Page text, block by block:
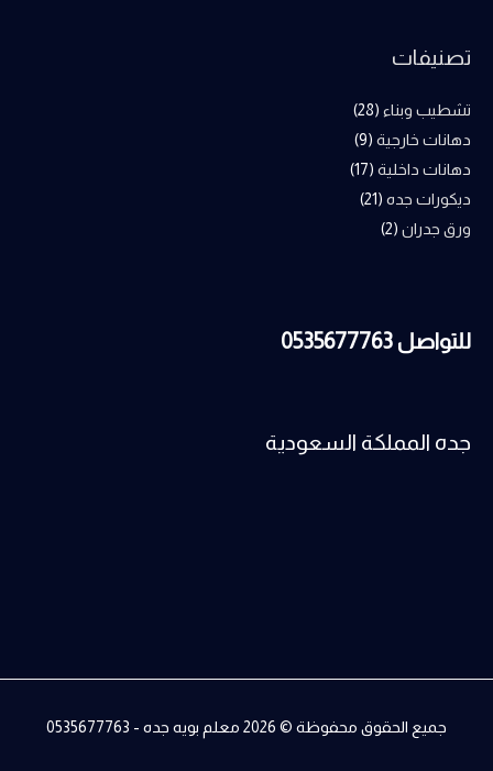
تصنيفات
تشطيب وبناء (28)
دهانات خارجية (9)
دهانات داخلية (17)
ديكورات جده (21)
ورق جدران (2)
للتواصل 0535677763
جده المملكة السعودية
جميع الحقوق محفوظة © 2026 معلم بويه جده - 0535677763